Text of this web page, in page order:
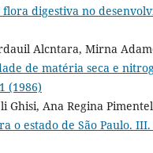
digestiva no
Alcntara, Mirna
de matéria seca e
(1986)
Ghisi, Ana Regina
o estado de São Paulo. III.